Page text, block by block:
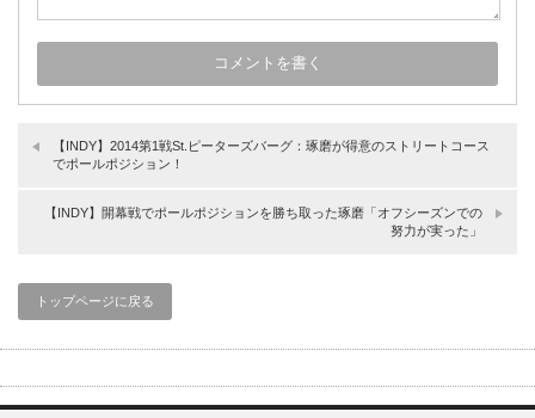
【INDY】2014第1戦St.ピーターズバーグ：琢磨が得意のストリートコース
でポールポジション！
【INDY】開幕戦でポールポジションを勝ち取った琢磨「オフシーズンでの
努力が実った」
トップページに戻る